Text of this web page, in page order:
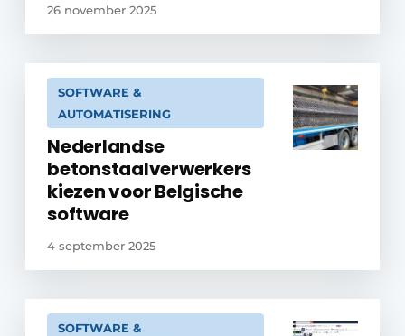
26 november 2025
SOFTWARE &
AUTOMATISERING
Nederlandse
betonstaalverwerkers
kiezen voor Belgische
software
4 september 2025
SOFTWARE &